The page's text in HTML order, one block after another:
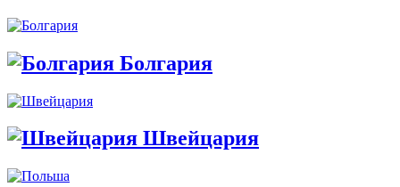
Болгария
Швейцария